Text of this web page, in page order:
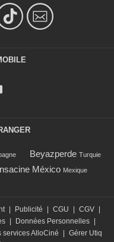
Beyazperde Turquie
México Mexique
Publicité CGU CGV
Données Personnelles
services AlloCiné
Gérer Utiq